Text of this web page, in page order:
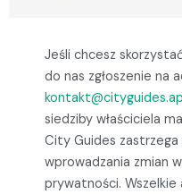
Jeśli chcesz
do nas zgłoszenie na
siedziby właściciela
City Guides
wprowadzania zmian
prywatności. Wszelkie